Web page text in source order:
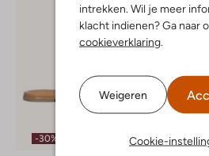
intrekken. Wil je meer
klacht indienen? Ga naar
cookieverklaring.
Weigeren
Cookie-
-30% -20%